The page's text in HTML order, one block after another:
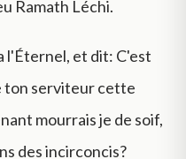
Ramath Léchi.
l'Éternel, et dit: C'est
ton serviteur cette
mourrais je de soif,
des incirconcis?